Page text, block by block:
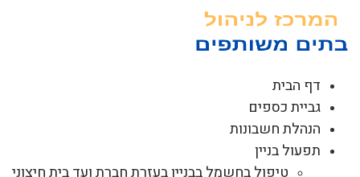
דף הבית
גביית כספים
הנהלת חשבונות
תפעול בניין
טיפול בחשמל בבניין בעזרת חברת ועד בית חיצוני